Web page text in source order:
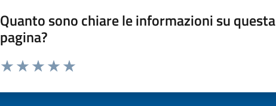
Quanto sono chiare le informazioni su questa
pagina?
Valuta da 1 a 5 stelle la pagina